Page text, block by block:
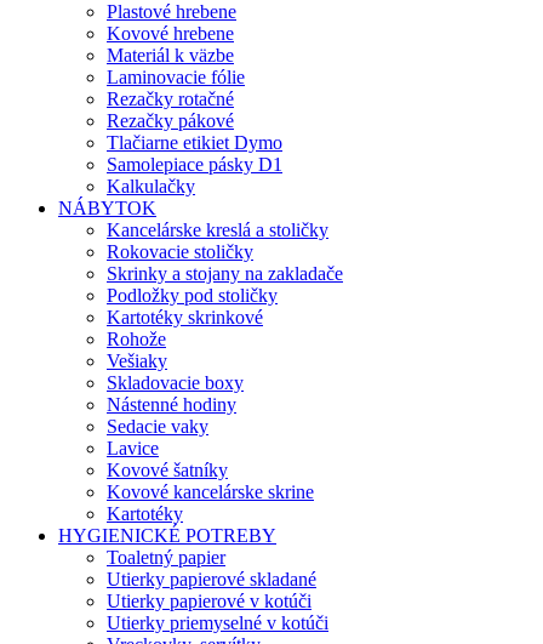
Plastové hrebene
Kovové hrebene
Materiál k väzbe
Laminovacie fólie
Rezačky rotačné
Rezačky pákové
Tlačiarne etikiet Dymo
Samolepiace pásky D1
Kalkulačky
NÁBYTOK
Kancelárske kreslá a stoličky
Rokovacie stoličky
Skrinky a stojany na zakladače
Podložky pod stoličky
Kartotéky skrinkové
Rohože
Vešiaky
Skladovacie boxy
Nástenné hodiny
Sedacie vaky
Lavice
Kovové šatníky
Kovové kancelárske skrine
Kartotéky
HYGIENICKÉ POTREBY
Toaletný papier
Utierky papierové skladané
Utierky papierové v kotúči
Utierky priemyselné v kotúči